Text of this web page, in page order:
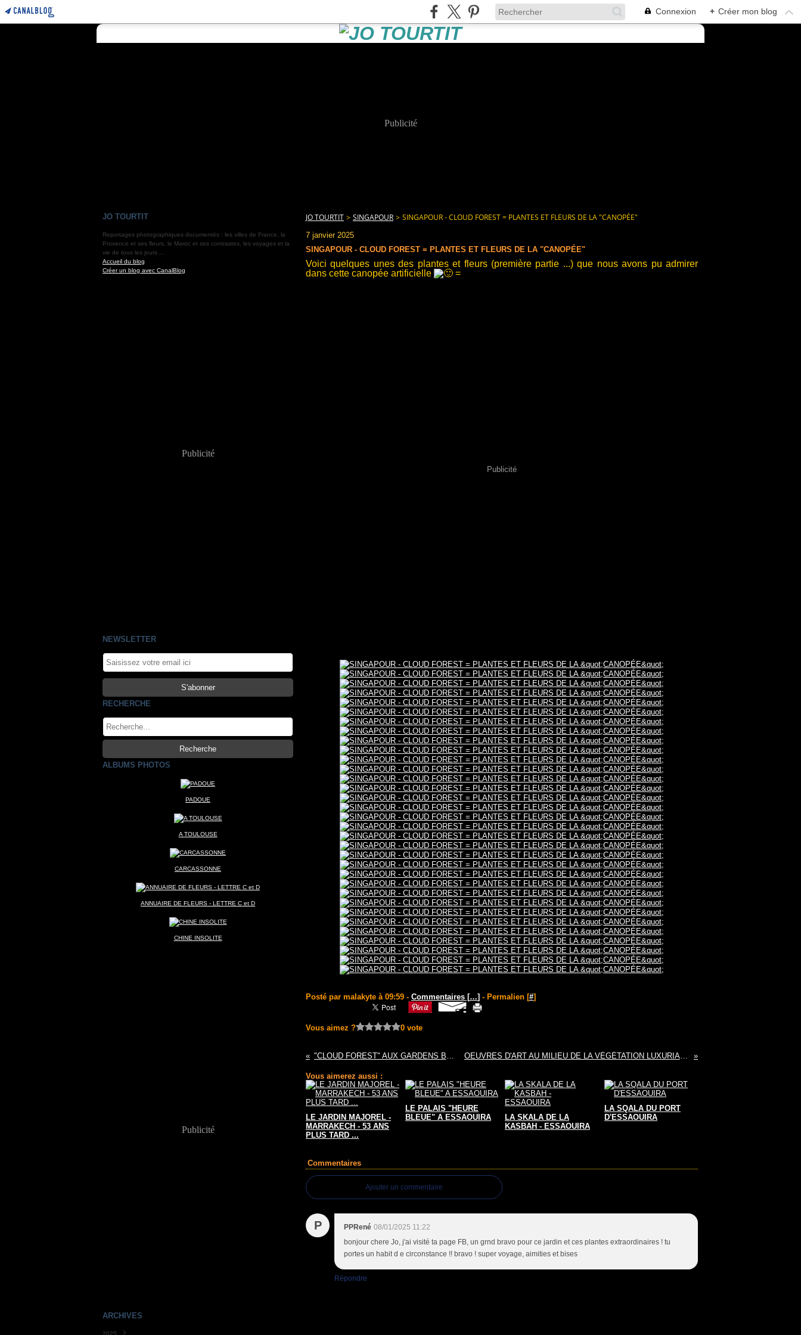
Connexion + Créer mon blog
Publicité
JO TOURTIT
Reportages photographiques documentés : les villes de France, la
Provence et ses fleurs, le Maroc et ses contrastes, les voyages et la
vie de tous les jours ...
Accueil du blog
Créer un blog avec CanalBlog
Publicité
NEWSLETTER
RECHERCHE
ALBUMS PHOTOS
PADOUE
A TOULOUSE
CARCASSONNE
ANNUAIRE DE FLEURS - LETTRE C et D
CHINE INSOLITE
Publicité
ARCHIVES
2025
JO TOURTIT > SINGAPOUR > SINGAPOUR - CLOUD FOREST = PLANTES ET FLEURS DE LA "CANOPÉE"
7 janvier 2025
SINGAPOUR - CLOUD FOREST = PLANTES ET FLEURS DE LA "CANOPÉE"
Voici quelques unes des plantes et fleurs (première partie ...) que nous avons pu admirer
dans cette canopée artificielle
=
Publicité
Posté par malakyte à 09:59 - Commentaires […] - Permalien [#]
Vous aimez ? 0 vote
"CLOUD FOREST" AUX GARDENS BY THE BAY (SINGAPOUR ) OEUVRES D'ART AU MILIEU DE LA VÉGÉTATION LUXURIANTE DE CLOUD FOREST (SINGAPOUR)
Vous aimerez aussi :
LE JARDIN MAJOREL -
MARRAKECH - 53 ANS
PLUS TARD ...
LE PALAIS "HEURE
BLEUE" A ESSAOUIRA
LA SKALA DE LA
KASBAH - ESSAOUIRA
LA SQALA DU PORT
D'ESSAOUIRA
Commentaires
Ajouter un commentaire
P PPRené 08/01/2025 11:22
bonjour chere Jo, j'ai visité ta page FB, un grnd bravo pour ce jardin et ces plantes extraordinaires ! tu
portes un habit d e circonstance !! bravo ! super voyage, aimities et bises
Répondre